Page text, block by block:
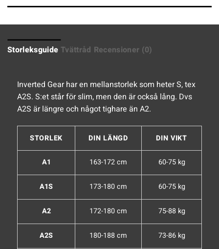
Storleksguide Tvättråd Recensioner (0)
Inverted Gear har en mellanstorlek som heter S, tex
A2S. S:et står för slim, men den är också lång. Dvs
A2S är längre och något tighare än A2.
STORLEK DIN LÄNGD DIN VIKT
A1 163-172 cm 60-75 kg
A1S 173-180 cm 60-75 kg
A2 172-180 cm 75-88 kg
A2S 180-188 cm 73-86 kg